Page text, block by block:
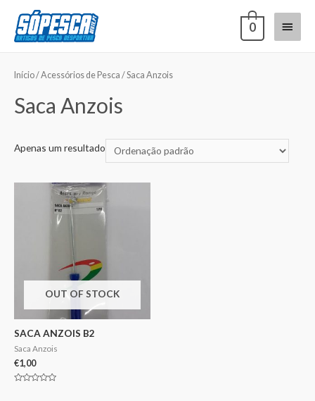
0
Início/Acessórios de Pesca / Saca Anzois
Saca Anzois
Apenas um resultado
OUT OF STOCK
SACA ANZOIS B2
Saca Anzois
€1,00